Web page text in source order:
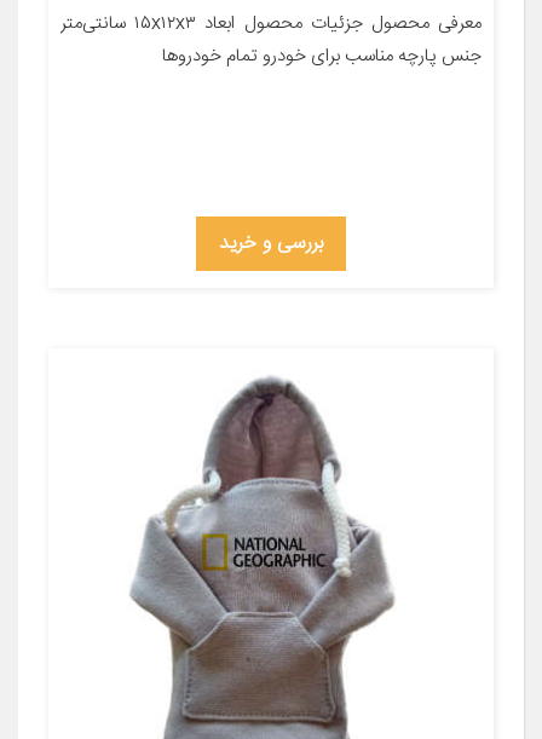
معرفی محصول جزئیات محصول ابعاد ۱۵x۱۲x۳ سانتی‌متر
جنس پارچه مناسب برای خودرو تمام خودروها
بررسی و خرید